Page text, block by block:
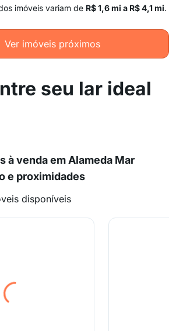
imóveis variam de R$ 1,6 mi a R$ 4,1 mi.
Ver imóveis próximos
seu lar ideal
à venda em Alameda Mar
e proximidades
disponíveis